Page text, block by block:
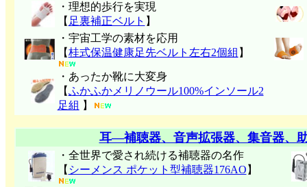
・理想的歩行を実現
【 足裏補正ベルト 】
・宇宙工学の素材を応用
【桂式保温健康足先ベルト左右2個組 】
・あったか靴に大変身
【ふかふかメリノウール100%インソール2
足組 】
耳―補聴器、音声拡張器、集音器、
・全世界で愛され続ける補聴器の名作
【 シーメンス ポケット型補聴器176AO 】